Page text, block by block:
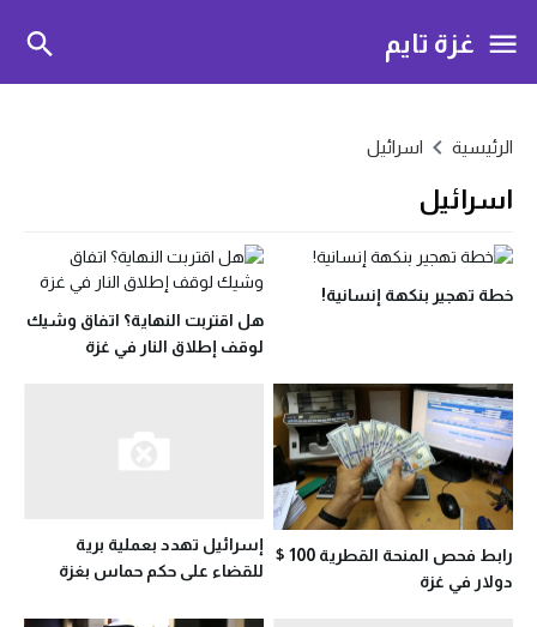
غزة تايم
الرئيسية اسرائيل
اسرائيل
خطة تهجير بنكهة إنسانية!
هل اقتربت النهاية؟ اتفاق وشيك
لوقف إطلاق النار في غزة
رابط فحص المنحة القطرية 100 $
دولار في غزة
إسرائيل تهدد بعملية برية
للقضاء على حكم حماس بغزة